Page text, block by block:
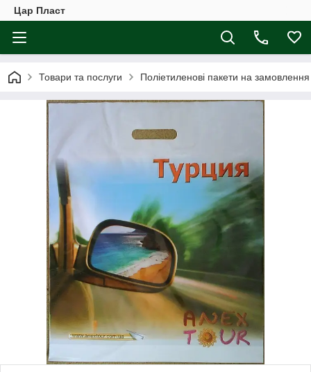
Цар Пласт
Товари та послуги Поліетиленові пакети на замовлення